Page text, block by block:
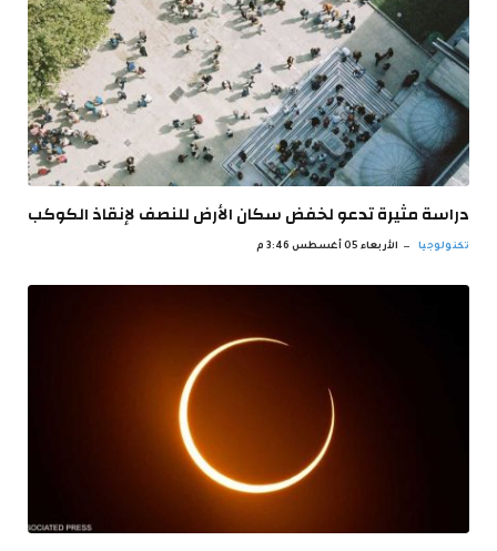
دراسة مثيرة تدعو لخفض سكان الأرض للنصف لإنقاذ الكوكب
تكنولوجيا الأربعاء 05 أغسطس 3:46 م